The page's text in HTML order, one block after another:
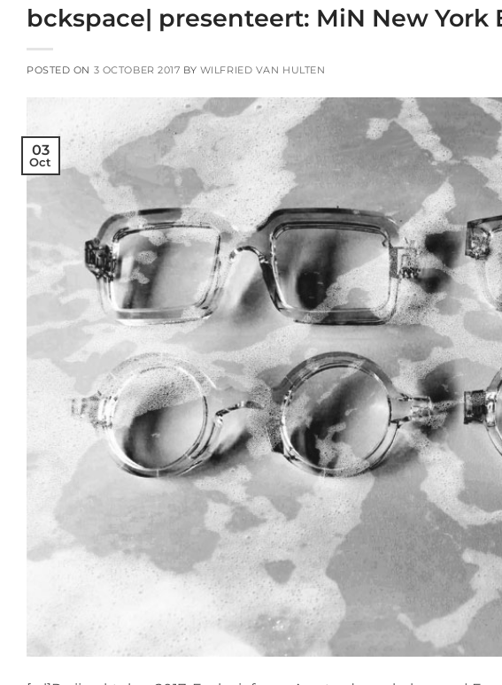
bckspace| presenteert: MiN New York
POSTED ON 3 OCTOBER 2017 BY WILFRIED VAN HULTEN
03
Oct